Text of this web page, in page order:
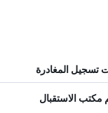
تسجيل المغادرة
مكتب الاستقبال